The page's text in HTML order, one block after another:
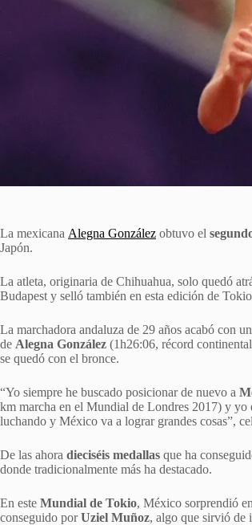
La mexicana Alegna González obtuvo el
Japón.
La atleta, originaria de Chihuahua, solo quedó
Budapest y selló también en esta edición de
La marchadora andaluza de 29 años acabó con
de Alegna González (1h26:06, récord
se quedó con el bronce.
“Yo siempre he buscado posicionar de nuevo a
km marcha en el Mundial de Londres 2017) y
luchando y México va a lograr grandes cosas”,
De las ahora dieciséis medallas que ha
donde tradicionalmente más ha destacado.
En este Mundial de Tokio, México sorprendió
conseguido porUziel Muñoz, algo que sirvió de